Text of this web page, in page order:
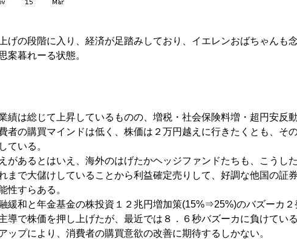
げの段階に入り、経済が足踏みしており、イエレンおばちゃんも
案暮れーる状態。
績は総じて上昇しているものの、増税・社会保険料増・超円安反
者の購買マインドは低く、株価は２万円越えに行きたくとも、そ
ている。
があるとはいえ、海外のはげたかヘッジファンドたちも、こうし
まで大儲けしていることから利益確定売りして、好調な他国の証
性すらある。
緩和と年金基金の株投資１２兆円増加策(15%⇒25%)のバズーカ２
導で株価を押し上げたが、最近では８．６秒バズーカに負けている
ップにより、消費者の購買意欲の改善に期待するしかない。